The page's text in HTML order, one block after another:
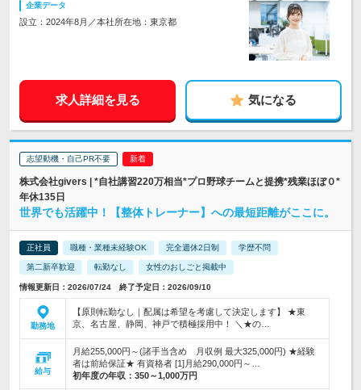
企業データ
設立：2024年8月／本社所在地：東京都
求人詳細を見る 気になる
志望動機・自己PR不要
株式会社givers | *自社講習220万相当*プロ野球チームと提携*残業ほぼ０*
年休135日
世界でも活躍中！【整体トレーナー】への最短距離がここに。
正社員 職種・業種未経験OK 完全週休2日制 学歴不問
第二新卒歓迎 転勤なし 女性のおしごと掲載中
情報更新日：2026/07/24 終了予定日：2026/09/10
勤務地
【原則転勤なし｜配属は希望を考慮して決定します】 ★東
京、名古屋、静岡、神戸で積極採用中！ ＼★の…
給与
月給255,000円～(諸手当含め 月収例 最大325,000円) ★経験
者は前給保証★ 有資格者 [1]月給290,000円～…
初年度の年収： 350～1,000万円